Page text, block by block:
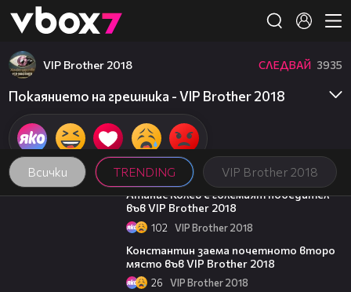
👾
Всички TRENDING VIP Brother 2018
VIP Brother 2018 СЛЕДВАЙ 3935
Покаянието на грешника - VIP Brother 2018
06:03
Атанас Колев е големият победител
във VIP Brother 2018
102 VIP Brother 2018
Константин заема почетното второ
място във VIP Brother 2018
26 VIP Brother 2018